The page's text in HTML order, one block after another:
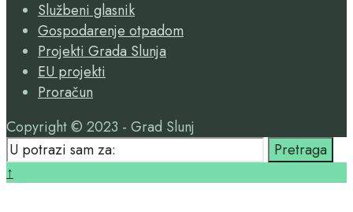
Službeni glasnik
Gospodarenje otpadom
Projekti Grada Slunja
EU projekti
Proračun
Copyright © 2023 - Grad Slunj
Search
for:
Pretraga
Close
↑